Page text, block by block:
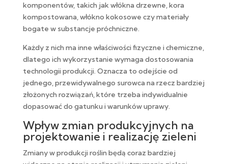
komponentów, takich jak włókna drzewne, kora
kompostowana, włókno kokosowe czy materiały
bogate w substancje próchniczne.
Każdy z nich ma inne właściwości fizyczne i chemiczne,
dlatego ich wykorzystanie wymaga dostosowania
technologii produkcji. Oznacza to odejście od
jednego, przewidywalnego surowca na rzecz bardziej
złożonych rozwiązań, które trzeba indywidualnie
dopasować do gatunku i warunków uprawy.
Wpływ zmian produkcyjnych na
projektowanie i realizację zieleni
Zmiany w produkcji roślin będą coraz bardziej